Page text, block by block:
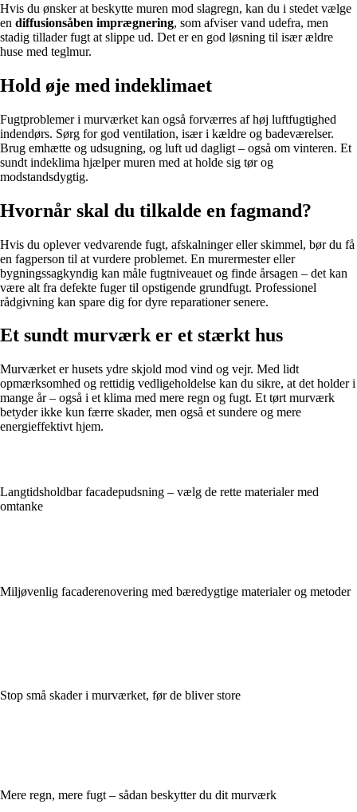
Hvis du ønsker at beskytte muren mod slagregn, kan du i stedet vælge
en diffusionsåben imprægnering, som afviser vand udefra, men
stadig tillader fugt at slippe ud. Det er en god løsning til især ældre
huse med teglmur.
Hold øje med indeklimaet
Fugtproblemer i murværket kan også forværres af høj luftfugtighed
indendørs. Sørg for god ventilation, især i kældre og badeværelser.
Brug emhætte og udsugning, og luft ud dagligt – også om vinteren. Et
sundt indeklima hjælper muren med at holde sig tør og
modstandsdygtig.
Hvornår skal du tilkalde en fagmand?
Hvis du oplever vedvarende fugt, afskalninger eller skimmel, bør du få
en fagperson til at vurdere problemet. En murermester eller
bygningssagkyndig kan måle fugtniveauet og finde årsagen – det kan
være alt fra defekte fuger til opstigende grundfugt. Professionel
rådgivning kan spare dig for dyre reparationer senere.
Et sundt murværk er et stærkt hus
Murværket er husets ydre skjold mod vind og vejr. Med lidt
opmærksomhed og rettidig vedligeholdelse kan du sikre, at det holder i
mange år – også i et klima med mere regn og fugt. Et tørt murværk
betyder ikke kun færre skader, men også et sundere og mere
energieffektivt hjem.
Langtidsholdbar facadepudsning – vælg de rette materialer med
omtanke
Miljøvenlig facaderenovering med bæredygtige materialer og metoder
Stop små skader i murværket, før de bliver store
Mere regn, mere fugt – sådan beskytter du dit murværk